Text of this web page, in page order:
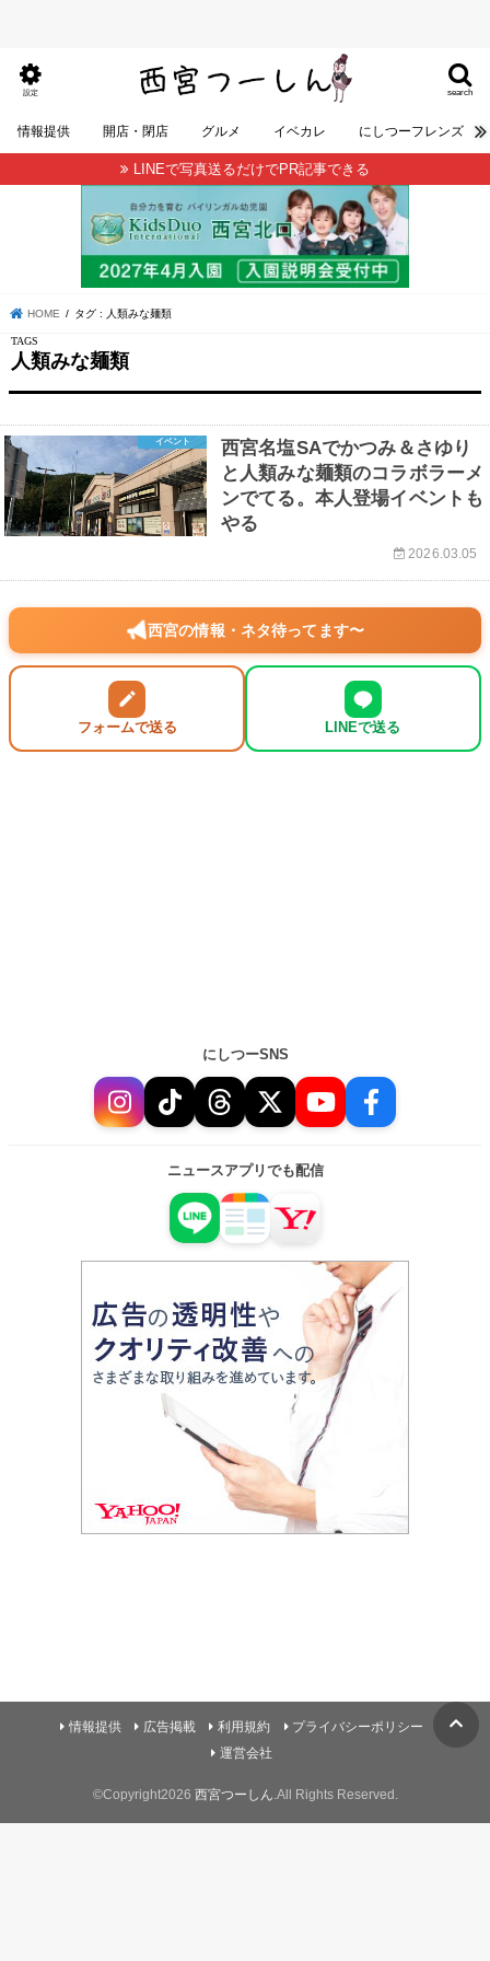
search
設定
情報提供 開店・閉店 グルメ イベカレ にしつーフレンズ
LINEで写真送るだけでPR記事できる
HOME タグ : 人類みな麺類
人類みな麺類
イベント
西宮名塩SAでかつみ＆さゆり
と人類みな麺類のコラボラーメ
ンでてる。本人登場イベントも
やる
2026.03.05
西宮の情報・ネタ待ってます〜
フォームで送る LINEで送る
にしつーSNS
ニュースアプリでも配信
情報提供 広告掲載 利用規約
プライバシーポリシー
運営会社
©Copyright2026 西宮つーしん .All Rights Reserved.